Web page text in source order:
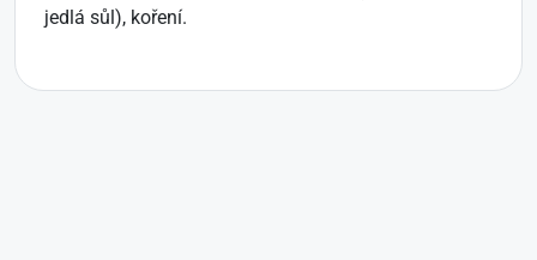
jedlá sůl), koření.